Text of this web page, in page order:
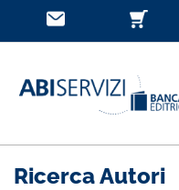
Ricerca Autori